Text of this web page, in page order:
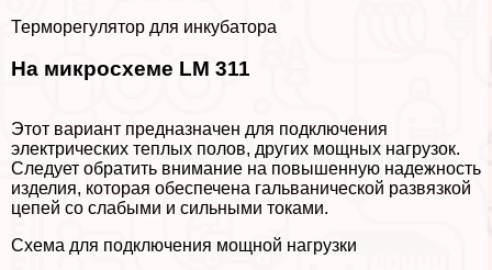
Терморегулятор для инкубатора
На микросхеме LM 311
Этот вариант предназначен для подключения
электрических теплых полов, других мощных нагрузок.
Следует обратить внимание на повышенную надежность
изделия, которая обеспечена гальванической развязкой
цепей со слабыми и сильными токами.
Схема для подключения мощной нагрузки